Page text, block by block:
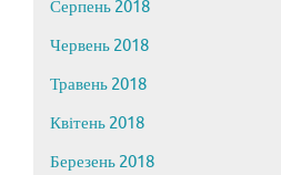
Серпень 2018
Червень 2018
Травень 2018
Квітень 2018
Березень 2018